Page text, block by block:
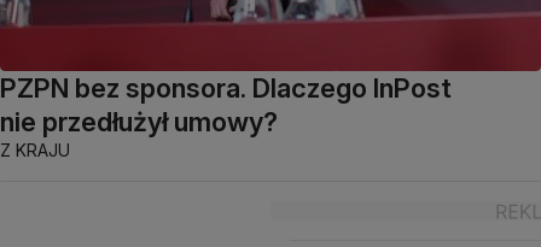
PZPN bez sponsora. Dlaczego InPost
nie przedłużył umowy?
Z KRAJU